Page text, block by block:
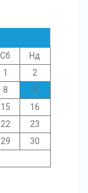
Сб
Нд
1
2
8
9
15
16
22
23
29
30